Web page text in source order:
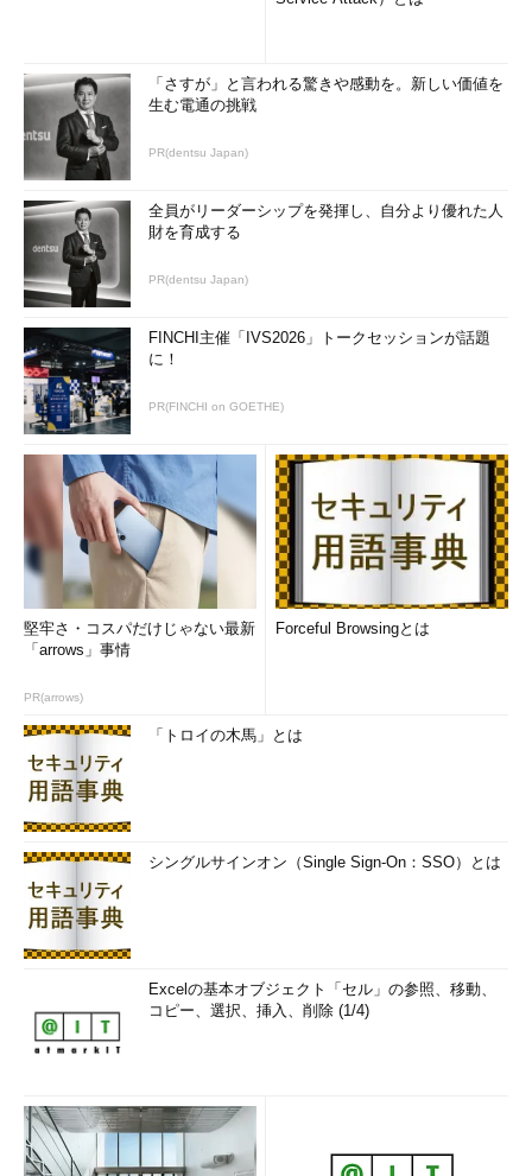
「さすが」と言われる驚きや感動を。新しい価値を
生む電通の挑戦
PR(dentsu Japan)
全員がリーダーシップを発揮し、自分より優れた人
財を育成する
PR(dentsu Japan)
FINCHI主催「IVS2026」トークセッションが話題
に！
PR(FINCHI on GOETHE)
堅牢さ・コスパだけじゃない最新
「arrows」事情
PR(arrows)
Forceful Browsingとは
「トロイの木馬」とは
シングルサインオン（Single Sign-On：SSO）とは
Excelの基本オブジェクト「セル」の参照、移動、
コピー、選択、挿入、削除 (1/4)